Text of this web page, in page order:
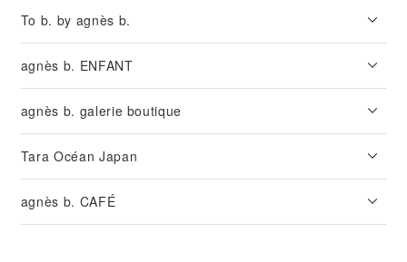
To b. by agnès b.
agnès b. ENFANT
agnès b. galerie boutique
Tara Océan Japan
agnès b. CAFÉ